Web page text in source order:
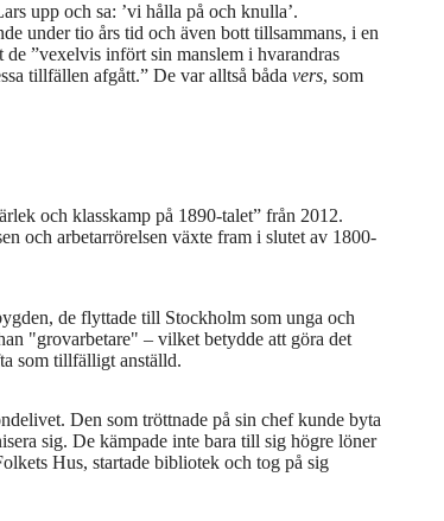
upp och sa: ’vi hålla på och knulla’.
under tio års tid och även bott tillsammans, i en
”vexelvis infört sin manslem i hvarandras
tillfällen afgått.” De var alltså båda vers, som
och klasskamp på 1890-talet” från 2012.
och arbetarrörelsen växte fram i slutet av 1800-
de flyttade till Stockholm som unga och
"grovarbetare" – vilket betydde att göra det
som tillfälligt anställd.
Den som tröttnade på sin chef kunde byta
sig. De kämpade inte bara till sig högre löner
Hus, startade bibliotek och tog på sig